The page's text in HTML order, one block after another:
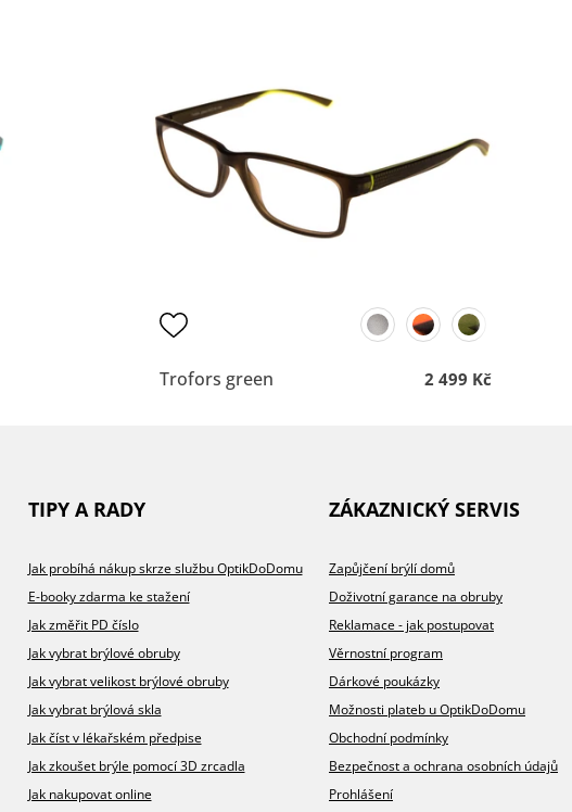
Trofors green 2 499 Kč
TIPY A RADY
Jak probíhá nákup skrze službu OptikDoDomu
E-booky zdarma ke stažení
Jak změřit PD číslo
Jak vybrat brýlové obruby
Jak vybrat velikost brýlové obruby
Jak vybrat brýlová skla
Jak číst v lékařském předpise
Jak zkoušet brýle pomocí 3D zrcadla
Jak nakupovat online
ZÁKAZNICKÝ SERVIS
Zapůjčení brýlí domů
Doživotní garance na obruby
Reklamace - jak postupovat
Věrnostní program
Dárkové poukázky
Možnosti plateb u OptikDoDomu
Obchodní podmínky
Bezpečnost a ochrana osobních údajů
Prohlášení